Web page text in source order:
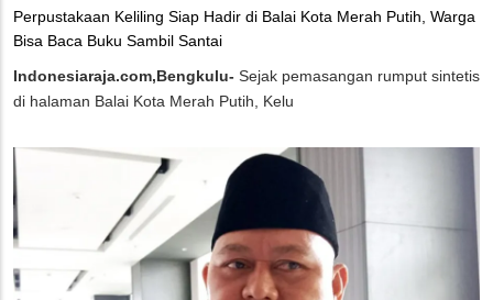
Perpustakaan Keliling Siap Hadir di Balai Kota Merah Putih, Warga
Bisa Baca Buku Sambil Santai
Indonesiaraja.com,Bengkulu- Sejak pemasangan rumput sintetis
di halaman Balai Kota Merah Putih, Kelu